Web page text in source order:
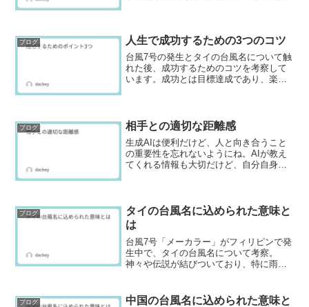
験を紹介していきたいと思...
ブログ 人生で成功するための3つのコツ
台風7号の発生とタイの台風名について触
れた後、成功するためのコツを考察して
います。成功とは目標達成であり、楽し
きます。
ブログ 相手との適切な距離感
生成AIは便利だけど、人と向き合うこと
の重要性を忘れないようにね。AIが教え
てくれる情報も大切だけど、自分自身の
ブログ
タイの台風名に込められた意味と
は
台風7号「メーカラー」がフィリピンで発
生中で、タイの台風名について考察。
神々や伝説が結びついており、特に雨を
徳に関する意義が込められている。
ブログ
中国の台風名に込められた意味と